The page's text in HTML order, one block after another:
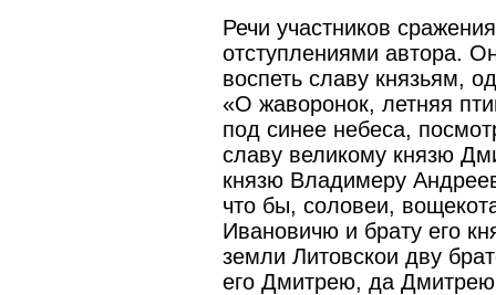
Речи участников
отступлениями автора.
воспеть славу князьям,
«О жаворонок, летняя
под синее небеса,
славу великому князю
князю Владимеру
что бы, соловеи,
Ивановичю и брату его
земли Литовскои дву
его Дмитрею, да